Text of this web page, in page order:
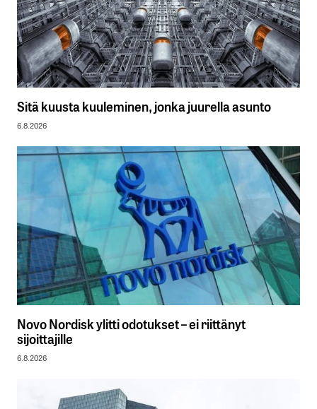
Sitä kuusta kuuleminen, jonka juurella asunto
6.8.2026
Novo Nordisk ylitti odotukset – ei riittänyt
sijoittajille
6.8.2026